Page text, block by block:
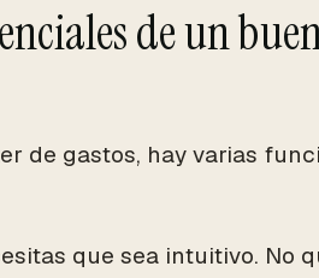
de un
de gastos, hay varias
que sea intuitivo. No